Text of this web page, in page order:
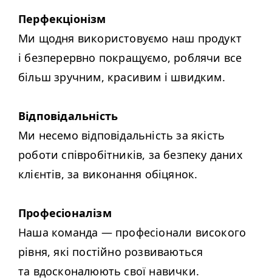
Перфекціонізм
Ми щодня використовуємо наш продукт
і безперервно покращуємо, роблячи все
більш зручним, красивим і швидким.
Відповідальність
Ми несемо відповідальність за якість
роботи співробітників, за безпеку даних
клієнтів, за виконання обіцянок.
Професіоналізм
Наша команда — професіонали високого
рівня, які постійно розвиваються
та вдосконалюють свої навички.